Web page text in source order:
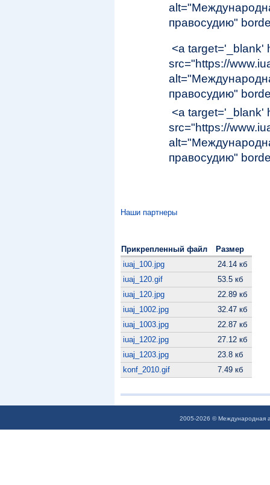
правосудию"
<a target='_blank'
src="https://
правосудию"
<a target='_blank'
src="https://
правосудию"
Наши партнеры
Прикрепленный файл
Размер
iuaj_100.jpg
24.14 кб
iuaj_120.gif
53.5 кб
iuaj_120.jpg
22.89 кб
iuaj_1002.jpg
32.47 кб
iuaj_1003.jpg
22.87 кб
iuaj_1202.jpg
27.12 кб
iuaj_1203.jpg
23.8 кб
konf_2010.gif
7.49 кб
2005-2026 © Международная